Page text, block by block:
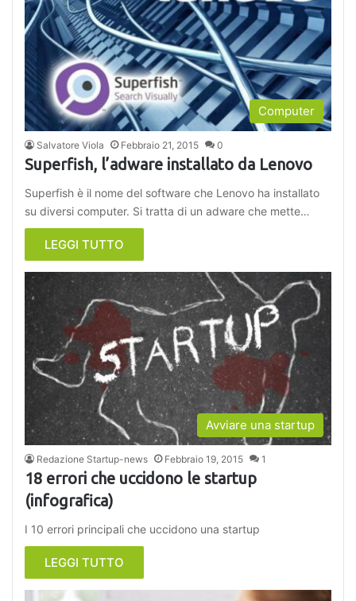
Computer
Salvatore Viola Febbraio 21, 2015 0
Superfish, l’adware installato da Lenovo
Superfish è il nome del software che Lenovo ha installato
su diversi computer. Si tratta di un adware che mette…
LEGGI TUTTO
Avviare una startup
Redazione Startup-news Febbraio 19, 2015 1
18 errori che uccidono le startup
(infografica)
I 10 errori principali che uccidono una startup
LEGGI TUTTO